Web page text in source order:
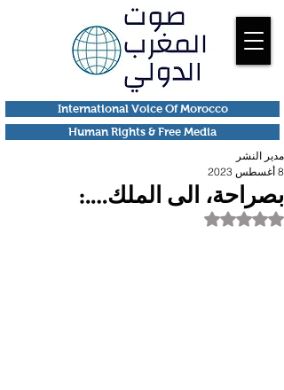
Human Rights & Free Media
International Voice Of Morocco
بصراحة، الى الملك….:
مدير النشر
8 أغسطس 2023
تم التقييم بـ ليس رقمًا من أصل 5 نجوم.